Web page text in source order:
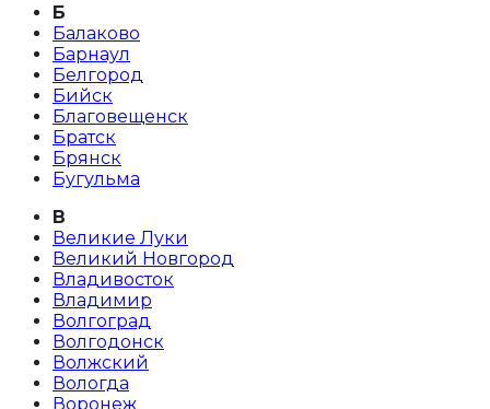
Б
Балаково
Барнаул
Белгород
Бийск
Благовещенск
Братск
Брянск
Бугульма
В
Великие Луки
Великий Новгород
Владивосток
Владимир
Волгоград
Волгодонск
Волжский
Вологда
Воронеж